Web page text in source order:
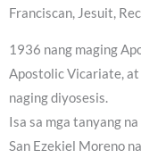
Franciscan, Jesuit,
1936 nang maging
Apostolic Vicariate, at
naging diyosesis.
Isa sa mga tanyang
San Ezekiel Moreno